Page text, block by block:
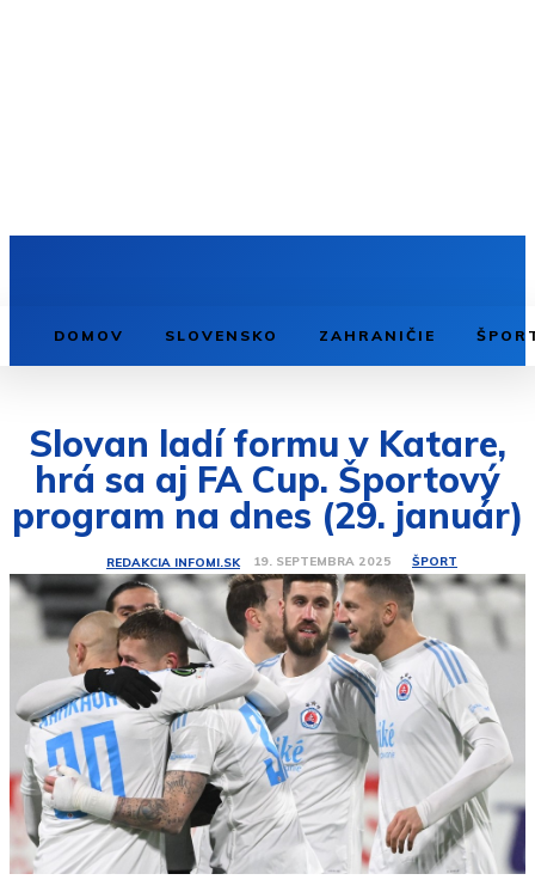
DOMOV SLOVENSKO ZAHRANIČIE
Slovan ladí formu v Katare,
hrá sa aj FA Cup. Športový
program na dnes (29. január)
REDAKCIA INFOMI.SK 19. SEPTEMBRA 2025 ŠPORT